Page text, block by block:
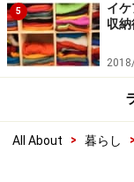
5
イ
収納
All About > 暮らし >